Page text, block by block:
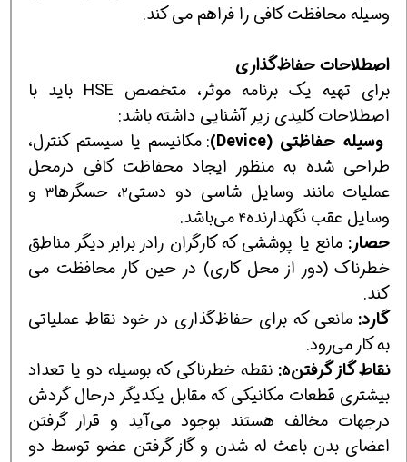
وسیله محافظت كافی را فراهم می كند.
اصطلاحات حفاظ‌گذاری
برای تهیه یك برنامه موثر، متخصص HSE باید با
اصطلاحات كلیدی زیر آشنایی داشته باشد:
وسیله حفاظتی(Device)
: مكانیسم یا سیستم كنترل،
طراحی شده به منظور ایجاد محفاظت كافی درمحل
عملیات مانند وسایل شاسی دو دستی2، حسگرها3و
وسایل عقب نگهدارنده4می‌باشد.
حصار: مانع یا پوششی كه كارگران رادر برابر دیگر مناطق
خطرناك (دور از محل كاری) در حین كار محافظت می
كند.
گارد: مانعی كه برای حفاظ‌گذاری در خود نقاط عملیاتی
به كار می‌رود.
نقاط گاز گرفتن5
: نقطه خطرناكی كه بوسیله دو یا تعداد
بیشتری قطعات مكانیكی كه مقابل یكدیگر درحال گردش
درجهات مخالف هستند بوجود می‌آید و قرار گرفتن
اعضای بدن باعث له شدن و گاز گرفتن عضو توسط دو